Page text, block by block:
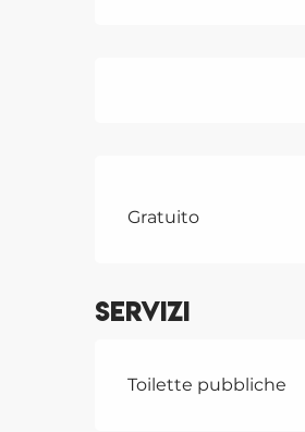
Gratuito
Servizi
Toilette pubbliche